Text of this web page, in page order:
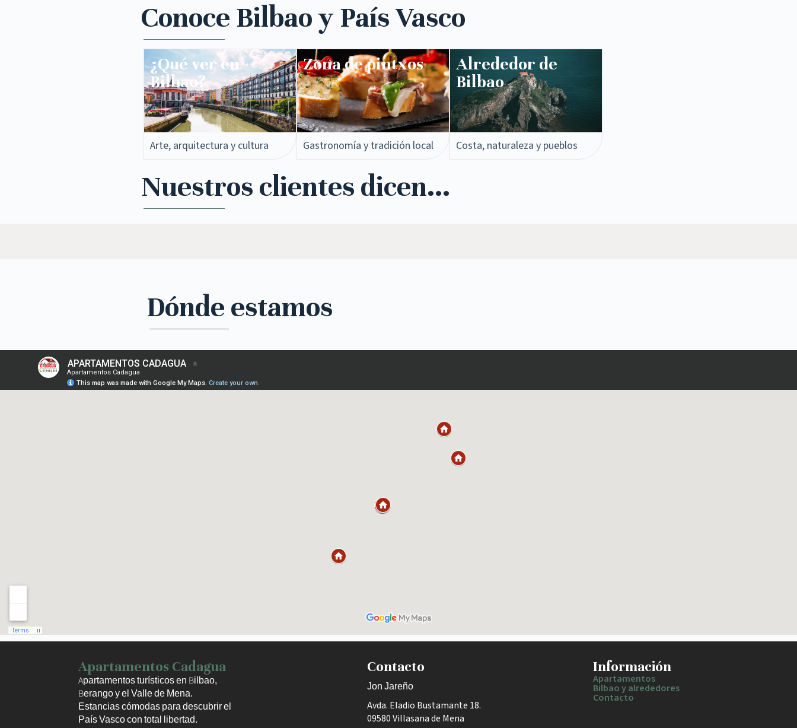
Conoce Bilbao y País Vasco
¿Qué ver en
Bilbao?
Arte, arquitectura y cultura
Zona de pintxos​
Gastronomía y tradición local
Alrededor de
Bilbao
Costa, naturaleza y pueblos
Nuestros clientes dicen...
Dónde estamos
Apartamentos Cadagua
Apartamentos turísticos en Bilbao,
Berango y el Valle de Mena.
Estancias cómodas para descubrir el
País Vasco con total libertad.
Contacto
Jon Jareño
Avda. Eladio Bustamante 18.
09580 Villasana de Mena
Información
Apartamentos
Bilbao y alrededores
Contacto